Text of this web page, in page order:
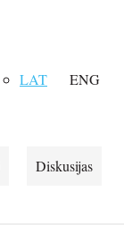
LAT ENG
Diskusijas